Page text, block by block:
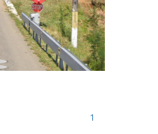
1